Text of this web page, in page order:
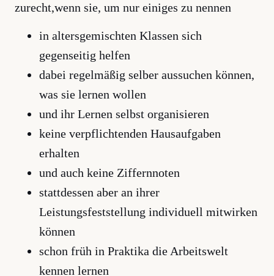
zurecht,wenn sie, um nur einiges zu nennen
in altersgemischten Klassen sich
gegenseitig helfen
dabei regelmäßig selber aussuchen können,
was sie lernen wollen
und ihr Lernen selbst organisieren
keine verpflichtenden Hausaufgaben
erhalten
und auch keine Ziffernnoten
stattdessen aber an ihrer
Leistungsfeststellung individuell mitwirken
können
schon früh in Praktika die Arbeitswelt
kennen lernen